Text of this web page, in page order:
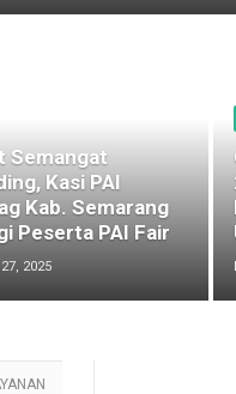
Semangat
Kasi PAI
Kab. Semarang
Peserta PAI Fair
2025